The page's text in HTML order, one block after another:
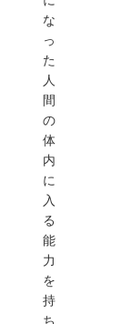
な
っ
た
人
間
の
体
内
に
入
る
能
力
を
持
ち